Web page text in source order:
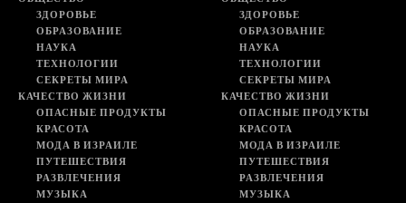
ЗДОРОВЬЕ
ОБРАЗОВАНИЕ
НАУКА
ТЕХНОЛОГИИ
СЕКРЕТЫ МИРА
КАЧЕСТВО ЖИЗНИ
ОПАСНЫЕ ПРОДУКТЫ
КРАСОТА
МОДА В ИЗРАИЛЕ
ПУТЕШЕСТВИЯ
РАЗВЛЕЧЕНИЯ
МУЗЫКА
ЗДОРОВЬЕ
ОБРАЗОВАНИЕ
НАУКА
ТЕХНОЛОГИИ
СЕКРЕТЫ МИРА
КАЧЕСТВО ЖИЗНИ
ОПАСНЫЕ ПРОДУКТЫ
КРАСОТА
МОДА В ИЗРАИЛЕ
ПУТЕШЕСТВИЯ
РАЗВЛЕЧЕНИЯ
МУЗЫКА